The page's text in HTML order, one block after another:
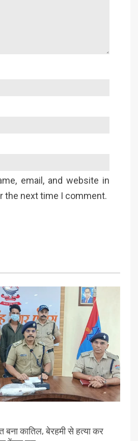
email, and website in
the next time I comment.
कातिल, बेरहमी से हत्या कर